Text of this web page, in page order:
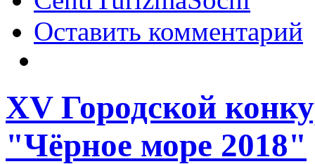
Оставить комментарий
XV Городской
"Чёрное море 2018"